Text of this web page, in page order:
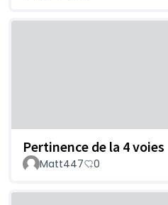
Pertinence de la 4 voies
Matt447 0